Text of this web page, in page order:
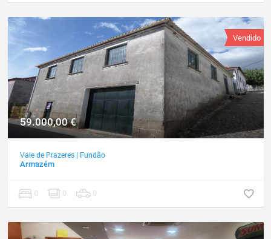
Vendido
59.000,00€
Vale de Prazeres | Fundão
Armazém
0 0 0